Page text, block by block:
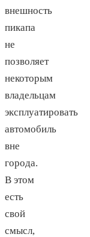
внешность
пикапа
не
позволяет
некоторым
владельцам
эксплуатировать
автомобиль
вне
города.
В этом
есть
свой
смысл,